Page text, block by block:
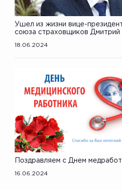
Ушел из жизни вице-
союза страховщиков Дмитрий
18.06.2024
Поздравляем с Днем
16.06.2024